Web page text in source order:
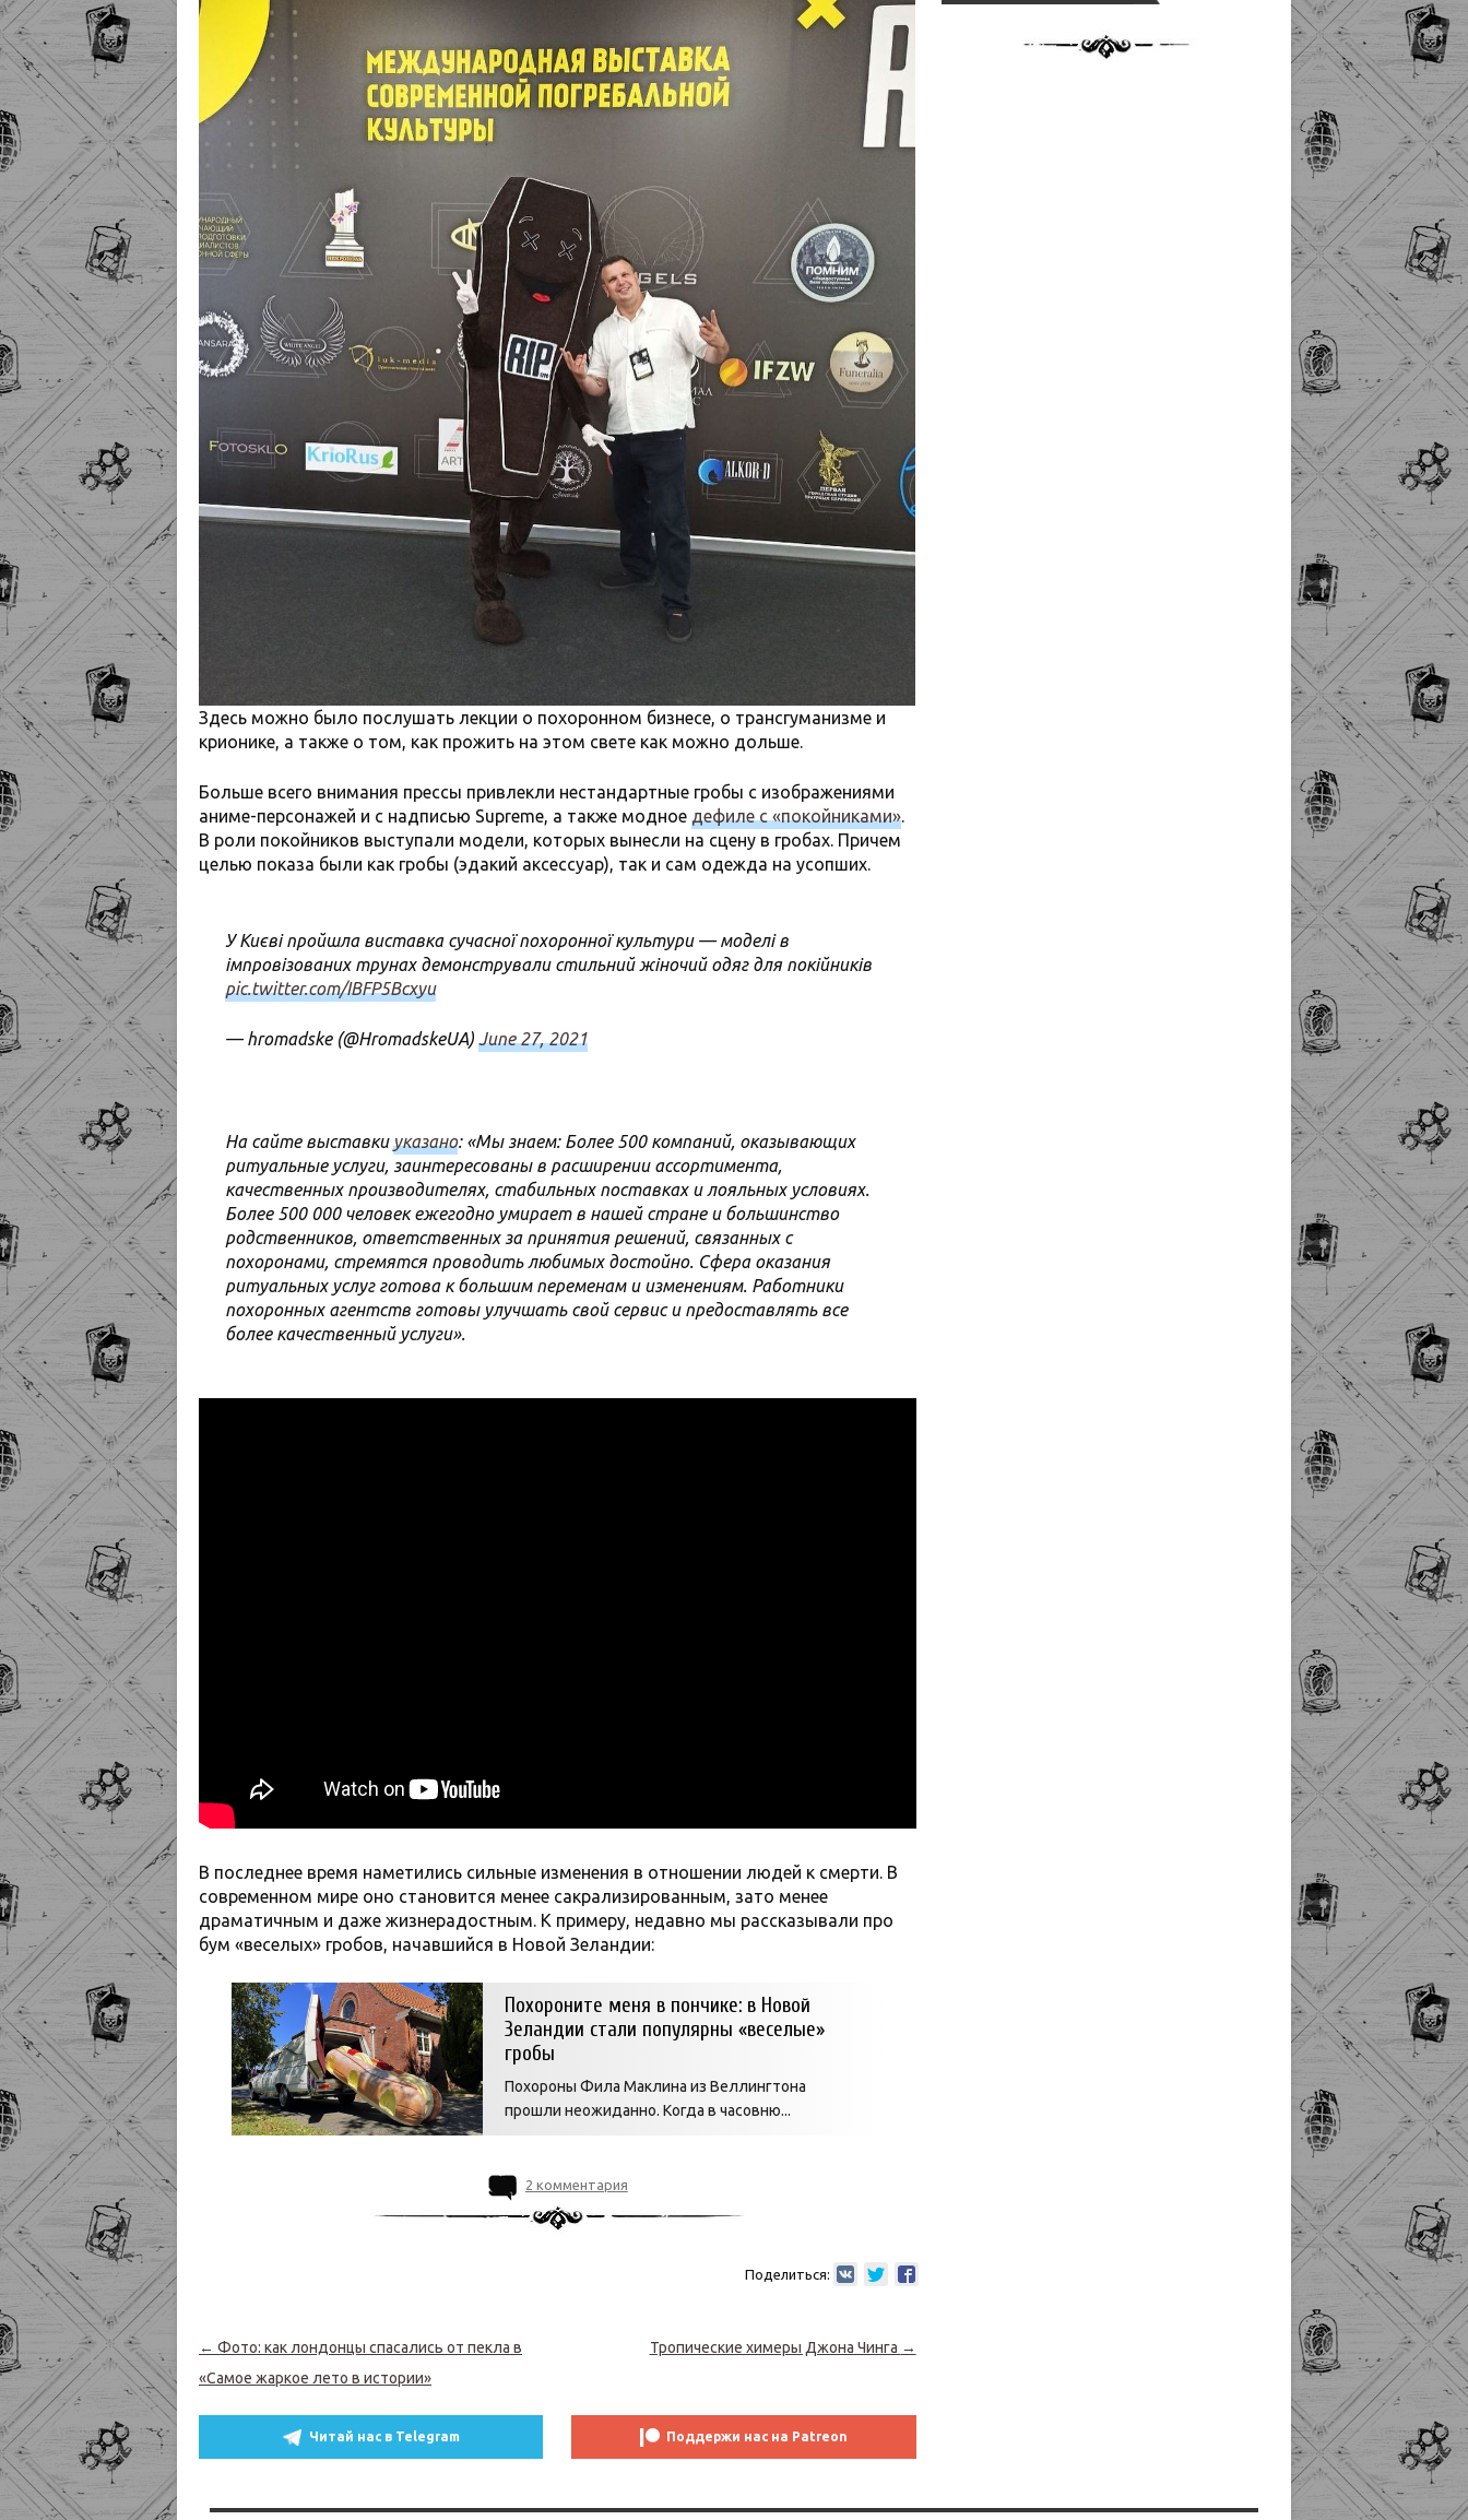
Здесь можно было послушать лекции о похоронном бизнесе, о трансгуманизме и
крионике, а также о том, как прожить на этом свете как можно дольше.
Больше всего внимания прессы привлекли нестандартные гробы с изображениями
аниме-персонажей и с надписью Supreme, а также модное дефиле с «покойниками».
В роли покойников выступали модели, которых вынесли на сцену в гробах. Причем
целью показа были как гробы (эдакий аксессуар), так и сам одежда на усопших.
У Києві пройшла виставка сучасної похоронної культури — моделі в
імпровізованих трунах демонстрували стильний жіночий одяг для покійників
pic.twitter.com/IBFP5Bcxyu
— hromadske (@HromadskeUA) June 27, 2021
На сайте выставкиуказано: «Мы знаем: Более 500 компаний, оказывающих
ритуальные услуги, заинтересованы в расширении ассортимента,
качественных производителях, стабильных поставках и лояльных условиях.
Более 500 000 человек ежегодно умирает в нашей стране и большинство
родственников, ответственных за принятия решений, связанных с
похоронами, стремятся проводить любимых достойно. Сфера оказания
ритуальных услуг готова к большим переменам и изменениям. Работники
похоронных агентств готовы улучшать свой сервис и предоставлять все
более качественный услуги».
В последнее время наметились сильные изменения в отношении людей к смерти. В
современном мире оно становится менее сакрализированным, зато менее
драматичным и даже жизнерадостным. К примеру, недавно мы рассказывали про
бум «веселых» гробов, начавшийся в Новой Зеландии:
Похороните меня в пончике: в Новой
Зеландии стали популярны «веселые»
гробы
Похороны Фила Маклина из Веллингтона
прошли неожиданно. Когда в часовню...
2 комментария
Поделиться:
Навигация по записям
← Фото: как лондонцы спасались от пекла в
«Самое жаркое лето в истории»
Тропические химеры Джона Чинга →
Читай нас в Telegram Поддержи нас на Patreon